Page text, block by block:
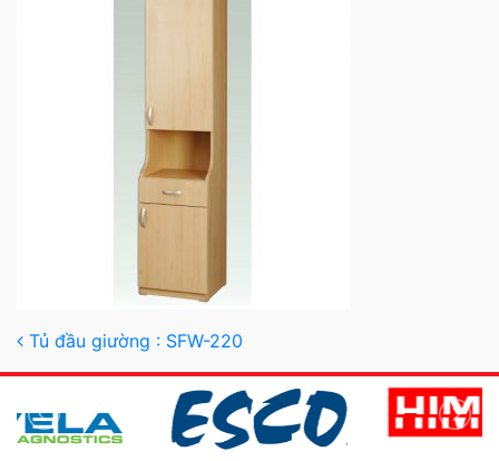
Post navigation
Tủ đầu giường : SFW-220